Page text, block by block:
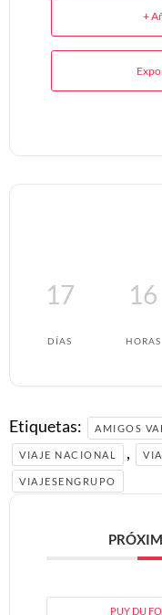
+
17
DÍAS
16
HORAS
Etiquetas: AMIGOS
VIAJE NACIONAL ,
VIAJESENGRUPO
PUY DU